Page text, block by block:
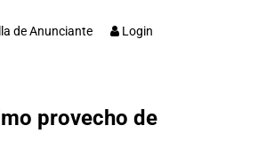
de Anunciante Login
provecho de